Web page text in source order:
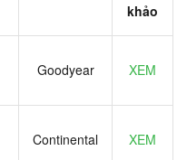
khảo
Goodyear XEM
Continental XEM